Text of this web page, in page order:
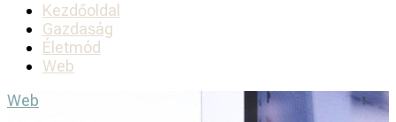
Kezdőoldal
Gazdaság
Életmód
Web
Web